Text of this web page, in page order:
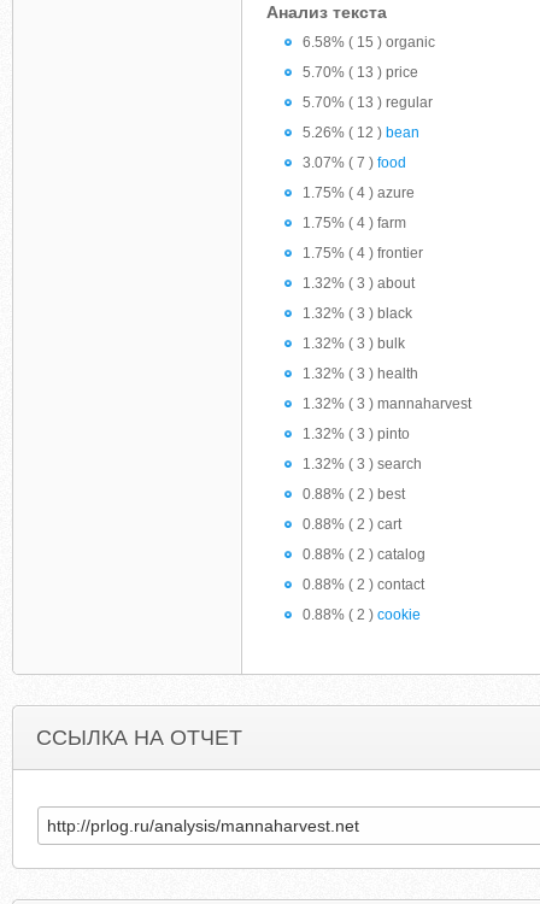
Анализ текста
6.58% ( 15 ) organic
5.70% ( 13 ) price
5.70% ( 13 ) regular
5.26% ( 12 ) bean
3.07% ( 7 ) food
1.75% ( 4 ) azure
1.75% ( 4 ) farm
1.75% ( 4 ) frontier
1.32% ( 3 ) about
1.32% ( 3 ) black
1.32% ( 3 ) bulk
1.32% ( 3 ) health
1.32% ( 3 ) mannaharvest
1.32% ( 3 ) pinto
1.32% ( 3 ) search
0.88% ( 2 ) best
0.88% ( 2 ) cart
0.88% ( 2 ) catalog
0.88% ( 2 ) contact
0.88% ( 2 ) cookie
ССЫЛКА НА ОТЧЕТ